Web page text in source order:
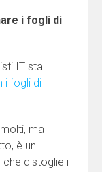
i fogli di
IT sta
i fogli di
ma
è un
distoglie i